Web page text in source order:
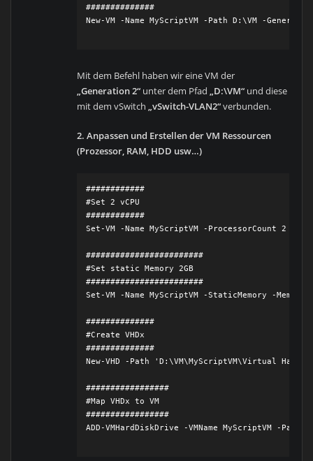
##############
New-VM -Name MyScriptVM -Path D:\VM -
Mit dem Befehl haben wir eine VM der
„Generation 2“ unter dem Pfad„D:\VM“ und diese
mit dem vSwitch„vSwitch-VLAN2“verbunden.
2. Anpassen und Erstellen der VM Ressourcen
(Prozessor, RAM, HDD usw…)
############
#Set 2 vCPU
############
Set-VM -Name MyScriptVM -ProcessorCount 2
########################
#Set static Memory 2GB
########################
Set-VM -Name MyScriptVM -StaticMemory -
##############
#Create VHDx
##############
New-VHD -Path 'D:\VM\MyScriptVM\Virtual Hard
#################
#Map VHDx to VM
#################
ADD-VMHardDiskDrive -VMName MyScriptVM -